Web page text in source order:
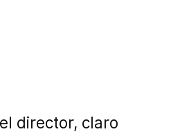
director, claro